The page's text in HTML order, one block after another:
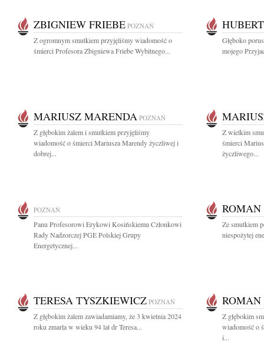
ZBIGNIEW FRIEBE POZNAŃ
Z ogromnym smutkiem przyjęliśmy wiadomość o
śmierci Profesora Zbigniewa Friebe Wybitnego...
Głęboko
mojego
MARIUSZ MARENDA POZNAŃ
Z głębokim żalem i smutkiem przyjęliśmy
wiadomość o śmierci Mariusza Marendy życzliwej i
dobrej...
Z wielkim
śmierci
życzliwego...
POZNAŃ
Panu Profesorowi Erykowi Kosińskiemu Członkowi
Rady Nadzorczej PGE Polskiej Grupy
Energetycznej...
Ze smutkiem
niespożytej
TERESA TYSZKIEWICZ POZNAŃ
Z głębokim żalem zawiadamiamy, że 3 kwietnia 2024
roku zmarła w wieku 94 lat dr Teresa...
Z głębokim
wiadomość o
i...